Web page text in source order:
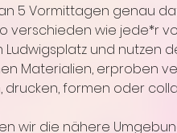
5 Vormittagen genau
verschieden wie jede*r
und nutzen
Materialien, erproben
drucken, formen oder
wir die nähere